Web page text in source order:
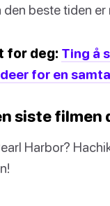
beste tiden er
for deg: Ting å
for en
siste filmen
Harbor?